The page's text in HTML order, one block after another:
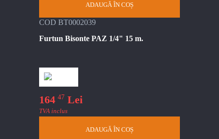
ADAUGĂ ÎN COȘ
COD BT0002039
Furtun Bisonte PAZ 1/4" 15 m.
164 47 Lei
TVA inclus
ADAUGĂ ÎN COȘ